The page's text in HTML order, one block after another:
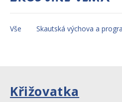
Vše Skautská výchova a
Křižovatka